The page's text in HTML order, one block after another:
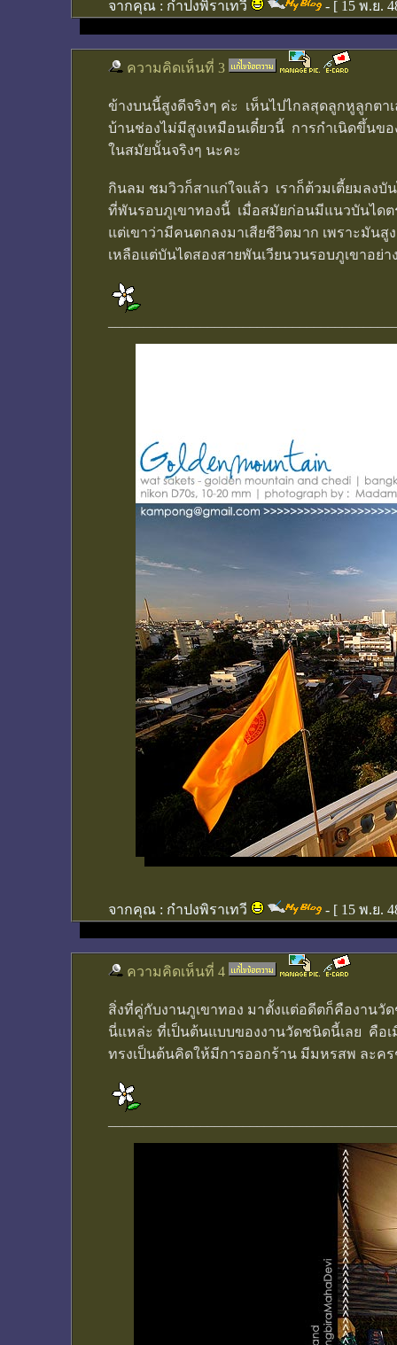
จากคุณ : กำปงพิราเทวี - [ 15 พ.ย.
ความคิดเห็นที่ 3
ข้างบนนี้สูงดีจริงๆ ค่ะ เห็นไปไกลสุดลูกหูลูกต
บ้านช่องไม่มีสูงเหมือนเดี๋ยวนี้ การกำเนิดขึ้นข
ในสมัยนั้นจริงๆ นะคะ
กินลม ชมวิวก็สาแก่ใจแล้ว เราก็ต้วมเตี้ยมลง
ที่พันรอบภูเขาทองนี้ เมื่อสมัยก่อนมีแนวบันไดต
แต่เขาว่ามีคนตกลงมาเสียชีวิตมาก เพราะมัน
เหลือแต่บันไดสองสายพันเวียนวนรอบภูเขาอย่
จากคุณ : กำปงพิราเทวี - [ 15 พ.ย.
ความคิดเห็นที่ 4
สิ่งที่คู่กับงานภูเขาทอง มาตั้งแต่อดีตก็คืองานวั
นี่แหล่ะ ที่เป็นต้นแบบของงานวัดชนิดนี้เลย คือ
ทรงเป็นต้นคิดให้มีการออกร้าน มีมหรสพ ละค